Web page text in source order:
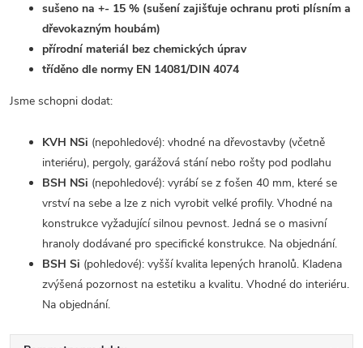
sušeno na +- 15 % (sušení zajišťuje ochranu proti plísním a
dřevokazným houbám)
přírodní materiál bez chemických úprav
tříděno dle normy EN 14081/DIN 4074
Jsme schopni dodat:
KVH NSi (nepohledové): vhodné na dřevostavby (včetně
interiéru), pergoly, garážová stání nebo rošty pod podlahu
BSH NSi (nepohledové): vyrábí se z fošen 40 mm, které se
vrství na sebe a lze z nich vyrobit velké profily. Vhodné na
konstrukce vyžadující silnou pevnost. Jedná se o masivní
hranoly dodávané pro specifické konstrukce. Na objednání.
BSH Si (pohledové): vyšší kvalita lepených hranolů. Kladena
zvýšená pozornost na estetiku a kvalitu. Vhodné do interiéru.
Na objednání.